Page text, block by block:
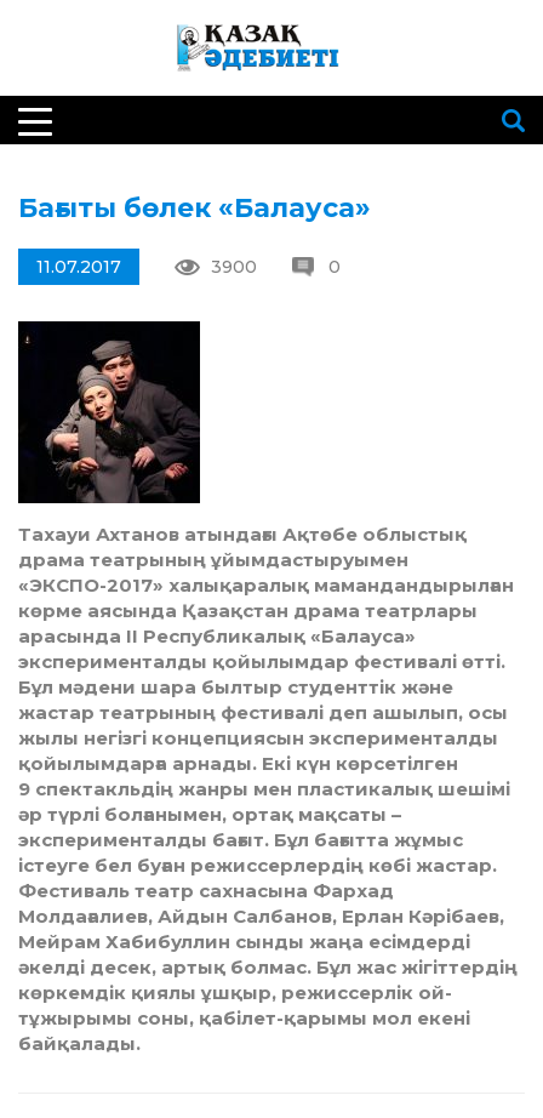
Бағыты бөлек «Балауса»
11.07.2017 3900 0
Тахауи Ахтанов атындағы Ақтөбе облыстық
драма театрының ұйымдастыруымен
«ЭКСПО-2017» халықаралық мамандандырылған
көрме аясында Қазақстан драма театрлары
арасында II Республикалық «Балауса»
эксперименталды қойылымдар фестивалі өтті.
Бұл мәдени шара былтыр студенттік және
жастар театрының фестивалі деп ашылып, осы
жылы негізгі концепциясын эксперименталды
қойылымдарға арнады. Екі күн көрсетілген
9 спектакльдің жанры мен пластикалық шешімі
әр түрлі болғанымен, ортақ мақсаты –
эксперименталды бағыт. Бұл бағытта жұмыс
істеуге бел буған режиссерлердің көбі жастар.
Фестиваль театр сахнасына Фархад
Молдағалиев, Айдын Салбанов, Ерлан Кәрібаев,
Мейрам Хабибуллин сынды жаңа есімдерді
әкелді десек, артық болмас. Бұл жас жігіттердің
көркемдік қиялы ұшқыр, режиссерлік ой-
тұжырымы соны, қабілет-қарымы мол екені
байқалады.